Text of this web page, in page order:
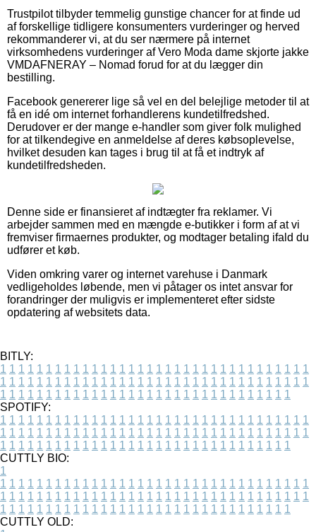
Trustpilot tilbyder temmelig gunstige chancer for at finde ud
af forskellige tidligere konsumenters vurderinger og herved
rekommanderer vi, at du ser nærmere på internet
virksomhedens vurderinger af Vero Moda dame skjorte jakke
VMDAFNERAY – Nomad forud for at du lægger din
bestilling.
Facebook genererer lige så vel en del belejlige metoder til at
få en idé om internet forhandlerens kundetilfredshed.
Derudover er der mange e-handler som giver folk mulighed
for at tilkendegive en anmeldelse af deres købsoplevelse,
hvilket desuden kan tages i brug til at få et indtryk af
kundetilfredsheden.
Denne side er finansieret af indtægter fra reklamer. Vi
arbejder sammen med en mængde e-butikker i form af at vi
fremviser firmaernes produkter, og modtager betaling ifald du
udfører et køb.
Viden omkring varer og internet varehuse i Danmark
vedligeholdes løbende, men vi påtager os intet ansvar for
forandringer der muligvis er implementeret efter sidste
opdatering af websitets data.
BITLY:
1 1 1 1 1 1 1 1 1 1 1 1 1 1 1 1 1 1 1 1 1 1 1 1 1 1 1 1 1 1 1 1 1 1
1 1 1 1 1 1 1 1 1 1 1 1 1 1 1 1 1 1 1 1 1 1 1 1 1 1 1 1 1 1 1 1 1 1
1 1 1 1 1 1 1 1 1 1 1 1 1 1 1 1 1 1 1 1 1 1 1 1 1 1 1 1 1 1 1 1
SPOTIFY:
1 1 1 1 1 1 1 1 1 1 1 1 1 1 1 1 1 1 1 1 1 1 1 1 1 1 1 1 1 1 1 1 1 1
1 1 1 1 1 1 1 1 1 1 1 1 1 1 1 1 1 1 1 1 1 1 1 1 1 1 1 1 1 1 1 1 1 1
1 1 1 1 1 1 1 1 1 1 1 1 1 1 1 1 1 1 1 1 1 1 1 1 1 1 1 1 1 1 1 1
CUTTLY BIO:
1
1 1 1 1 1 1 1 1 1 1 1 1 1 1 1 1 1 1 1 1 1 1 1 1 1 1 1 1 1 1 1 1 1 1
1 1 1 1 1 1 1 1 1 1 1 1 1 1 1 1 1 1 1 1 1 1 1 1 1 1 1 1 1 1 1 1 1 1
1 1 1 1 1 1 1 1 1 1 1 1 1 1 1 1 1 1 1 1 1 1 1 1 1 1 1 1 1 1 1 1
CUTTLY OLD: